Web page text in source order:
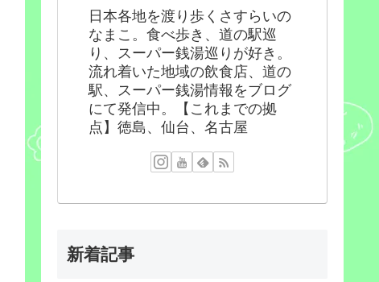
日本各地を渡り歩くさすらいの
なまこ。食べ歩き、道の駅巡
り、スーパー銭湯巡りが好き。
流れ着いた地域の飲食店、道の
駅、スーパー銭湯情報をブログ
にて発信中。【これまでの拠
点】徳島、仙台、名古屋
新着記事